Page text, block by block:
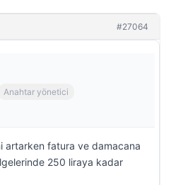
#27064
Anahtar yönetici
artarken fatura ve damacana
250 liraya kadar